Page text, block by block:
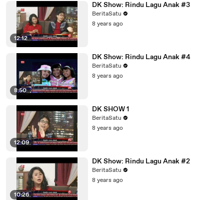
12:12
DK Show: Rindu Lagu Anak #3
BeritaSatu
8 years ago
8:50
DK Show: Rindu Lagu Anak #4
BeritaSatu
8 years ago
12:09
DK SHOW 1
BeritaSatu
8 years ago
10:26
DK Show: Rindu Lagu Anak #2
BeritaSatu
8 years ago